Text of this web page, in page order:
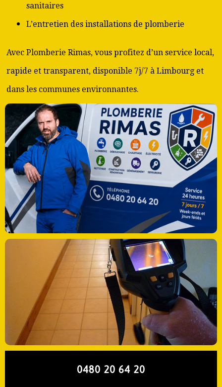
sanitaires
L’entretien des installations de plomberie
Avec Plomberie Rimas, vous profitez d’un service local,
rapide et transparent, disponible 7j/7 à Limbourg et
dans les communes environnantes.
0480 20 64 20